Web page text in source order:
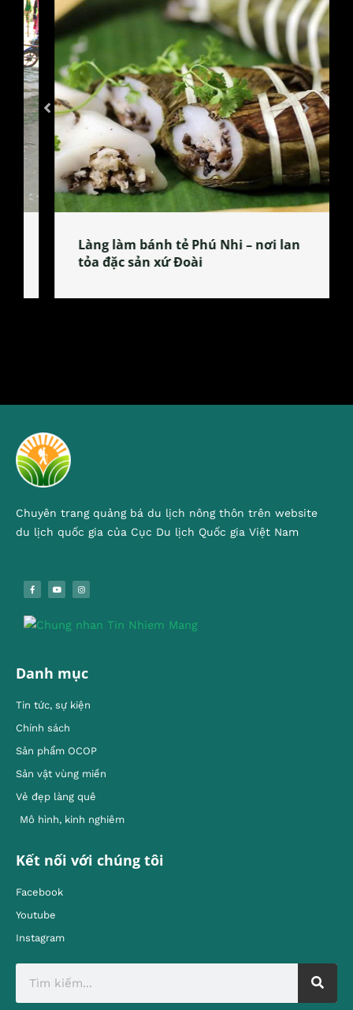
Làng làm bánh tẻ Phú Nhi – nơi lan
tỏa đặc sản xứ Đoài
Chuyên trang quảng bá du lịch nông thôn trên website
du lịch quốc gia của Cục Du lịch Quốc gia Việt Nam
Danh mục
Tin tức, sự kiện
Chính sách
Sản phẩm OCOP
Sản vật vùng miền
Vẻ đẹp làng quê
Mô hình, kinh nghiêm
Kết nối với chúng tôi
Facebook
Youtube
Instagram